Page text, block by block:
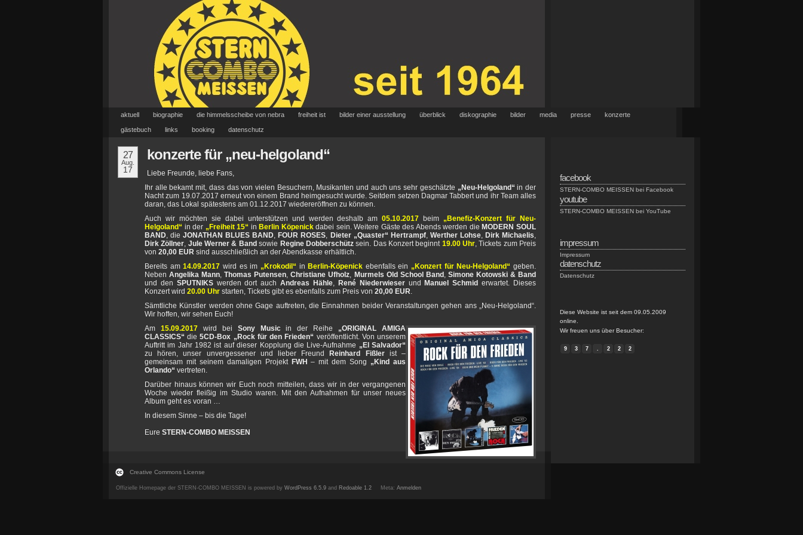
aktuell biographie die himmelsscheibe von nebra freiheit ist bilder einer ausstellung überblick diskographie bilder media presse konzerte
gästebuch links booking datenschutz
27
Aug.
17
konzerte für „neu-helgoland“
Liebe Freunde, liebe Fans,
Ihr alle bekamt mit, dass das von vielen Besuchern, Musikanten und auch uns sehr geschätzte „Neu-Helgoland“ in der
Nacht zum 19.07.2017 erneut von einem Brand heimgesucht wurde. Seitdem setzen Dagmar Tabbert und ihr Team alles
daran, das Lokal spätestens am 01.12.2017 wiedereröffnen zu können.
Auch wir möchten sie dabei unterstützen und werden deshalb am05.10.2017 beim „Benefiz-Konzert für Neu-
Helgoland“ in der „Freiheit 15“ in Berlin Köpenickdabei sein. Weitere Gäste des Abends werden die MODERN SOUL
BAND, dieJONATHAN BLUES BAND, FOUR ROSES, Dieter „Quaster“ Hertrampf, Werther Lohse, Dirk Michaelis,
Dirk Zöllner, Jule Werner & Band sowie Regine Dobberschützsein. Das Konzert beginnt 19.00 Uhr, Tickets zum Preis
von 20,00 EUR sind ausschließlich an der Abendkasse erhältlich.
Bereits am14.09.2017 wird es im „Krokodil“ in Berlin-Köpenick ebenfalls ein „Konzert für Neu-Helgoland“ geben.
NebenAngelika Mann,Thomas Putensen,Christiane Ufholz, Murmels Old School Band , Simone Kotowski & Band
und den SPUTNIKSwerden dort auchAndreas Hähle, René Niederwieserund Manuel Schmid erwartet. Dieses
Konzert wird 20.00 Uhr starten, Tickets gibt es ebenfalls zum Preis von 20,00 EUR.
Sämtliche Künstler werden ohne Gage auftreten, die Einnahmen beider Veranstaltungen gehen ans „Neu-Helgoland“.
Wir hoffen, wir sehen Euch!
Am 15.09.2017wird bei Sony Musicin der Reihe „ORIGINAL AMIGA
CLASSICS“ die5CD-Box „Rock für den Frieden“ veröffentlicht. Von unserem
Auftritt im Jahr 1982 ist auf dieser Kopplung die Live-Aufnahme „El Salvador“
zu hören, unser unvergessener und lieber Freund
Reinhard Fißlerist –
gemeinsam mit seinem damaligen Projekt FWH – mit dem Song „Kind aus
Orlando“ vertreten.
Darüber hinaus können wir Euch noch mitteilen, dass wir in der vergangenen
Woche wieder fleißig im Studio waren. Mit den Aufnahmen für unser neues
Album geht es voran …
In diesem Sinne – bis die Tage!
Eure STERN-COMBO MEISSEN
facebook
STERN-COMBO MEISSEN bei Facebook
youtube
STERN-COMBO MEISSEN bei YouTube
impressum
Impressum
datenschutz
Datenschutz
Diese Website ist seit dem 09.05.2009
online.
Wir freuen uns über Besucher:
9 3 7 . 2 2 2
Creative Commons License
Offizielle Homepage der STERN-COMBO MEISSEN is powered by WordPress 6.5.9 and Redoable 1.2 Meta: Anmelden